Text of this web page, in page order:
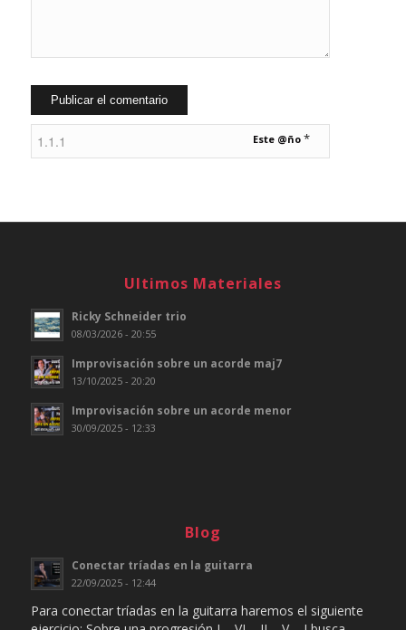
Este @ño *
Ultimos Materiales
Ricky Schneider trio
08/03/2026 - 20:55
Improvisación sobre un acorde maj7
13/10/2025 - 20:20
Improvisación sobre un acorde menor
30/09/2025 - 12:33
Blog
Conectar tríadas en la guitarra
22/09/2025 - 12:44
Para conectar tríadas en la guitarra haremos el siguiente